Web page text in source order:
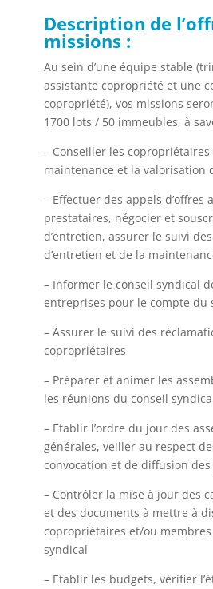
Description de
missions :
Au sein d’une équipe stable
assistante copropriété et une
copropriété), vos missions
1700 lots / 50 immeubles, à
– Conseiller les copropriétaires
maintenance et la valorisation
– Effectuer des appels d’offres
prestataires, négocier et
d’entretien, assurer le suivi
d’entretien et de la
– Informer le conseil syndical
entreprises pour le compte du
– Assurer le suivi des
copropriétaires
– Préparer et animer les
les réunions du conseil
– Etablir l’ordre du jour des
générales, veiller au respect
convocation et de diffusion
– Contrôler la mise à jour des
et des documents à mettre à
copropriétaires et/ou
syndical
– Etablir les budgets, vérifier